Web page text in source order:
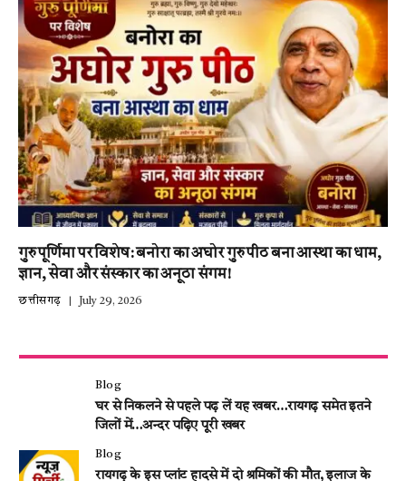
गुरु पूर्णिमा पर विशेष: बनोरा का अघोर गुरु पीठ बना आस्था का धाम,
ज्ञान, सेवा और संस्कार का अनूठा संगम!
छत्तीसगढ़ July 29, 2026
Blog
घर से निकलने से पहले पढ़ लें यह खबर…रायगढ़ समेत इतने
जिलों में…अन्दर पढ़िए पूरी खबर
Blog
रायगढ़ के इस प्लांट हादसे में दो श्रमिकों की मौत, इलाज के